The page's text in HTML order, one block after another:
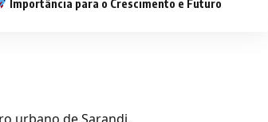
Importância para o Crescimento e Futuro